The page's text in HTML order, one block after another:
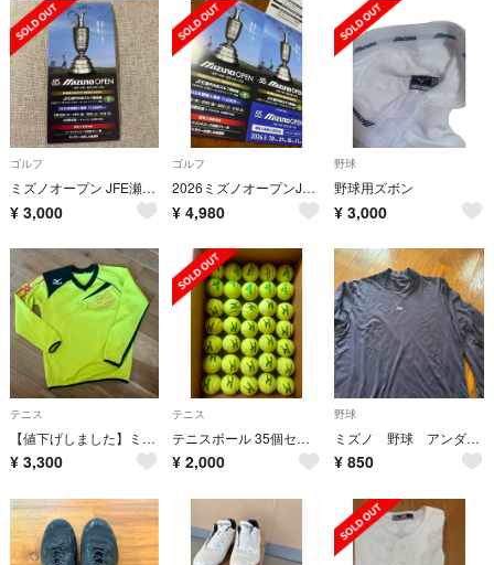
ゴルフ
ミズノオープン JFE瀬戸内海ゴルフ倶楽部
¥ 3,000
ゴルフ
2026ミズノオープンJFE瀬戸内海ゴルフ倶楽部観戦チケット
¥ 4,980
野球
野球用ズボン
¥ 3,000
テニス
【値下げしました】ミズノ トレーナー ソフトテニス ユニ
¥ 3,300
テニス
テニスボール 35個セット Mizuno Wilson St. James
¥ 2,000
野球
ミズノ 野球 アンダーシャツ
¥ 850